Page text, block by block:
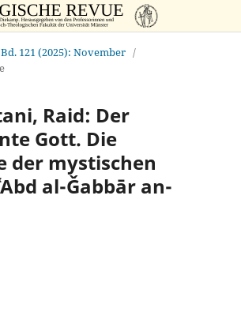
Bd. 121 (2025): November /
Raid: Der
Gott. Die
der mystischen
al-Ǧabbār an-